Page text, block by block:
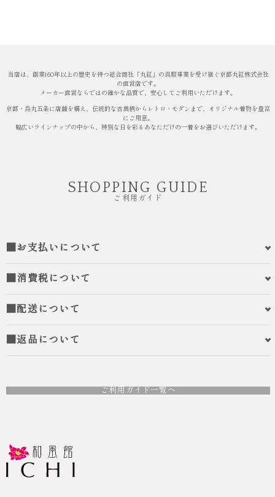
当店は、創業160年以上の歴史を持つ総合商社「丸紅」の呉服事業を受け継ぐ京都丸紅株式会社
の直営店です。
メーカー直営ならではの確かな品質で、安心してご利用いただけます。
京都・烏丸五条に店舗を構え、伝統的な古典柄からレトロ・モダンまで、オリジナル着物を豊富
にご用意。
幅広いラインナップの中から、特別な日を彩るあなただけの一着をお選びいただけます。
SHOPPING GUIDE
ご利用ガイド
■お支払いについて
■消費税について
■配送について
■返品について
ご利用ガイド一覧へ